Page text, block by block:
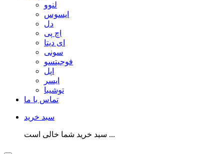
لنوو
ایسوس
دل
اچ پی
ای دیتا
سونی
فوجیتسو
اپل
ایسر
توشیبا
تماس با ما
سبد خرید
سبد خرید شما خالی است ...